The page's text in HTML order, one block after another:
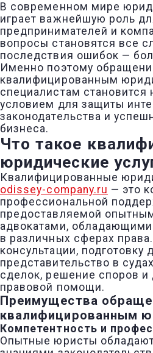
В современном мире
играет важнейшую роль
предпринимателей и
вопросы становятся все
последствия ошибок —
Именно поэтому
квалифицированным
специалистам
условием для защиты
законодательства и
бизнеса.
Что такое
юридические
Квалифицированные
odissey-company.ru — это
профессиональной
предоставляемой
адвокатами,
в различных сферах
консультации, подготовку
представительство в
сделок, решение споров
правовой помощи.
Преимущества
квалифицированным
Компетентность и
Опытные юристы